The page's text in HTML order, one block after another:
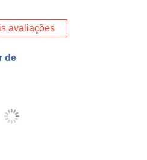
avaliações
de